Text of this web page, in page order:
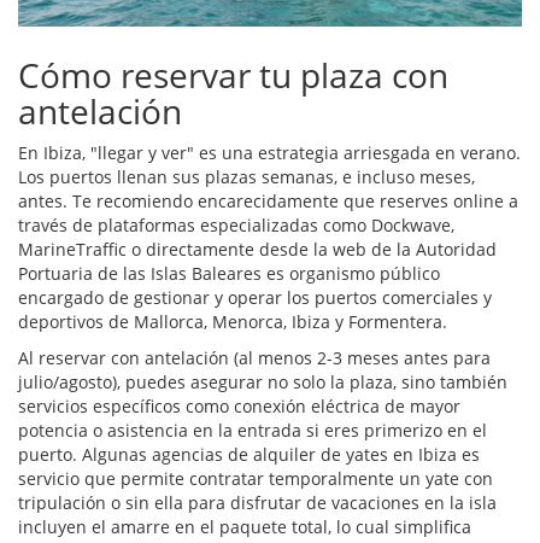
Cómo reservar tu plaza con
antelación
En Ibiza, "llegar y ver" es una estrategia arriesgada en verano.
Los puertos llenan sus plazas semanas, e incluso meses,
antes. Te recomiendo encarecidamente que reserves online a
través de plataformas especializadas como Dockwave,
MarineTraffic o directamente desde la web de la Autoridad
Portuaria de las Islas Baleares es organismo público
encargado de gestionar y operar los puertos comerciales y
deportivos de Mallorca, Menorca, Ibiza y Formentera.
Al reservar con antelación (al menos 2-3 meses antes para
julio/agosto), puedes asegurar no solo la plaza, sino también
servicios específicos como conexión eléctrica de mayor
potencia o asistencia en la entrada si eres primerizo en el
puerto. Algunas agencias de alquiler de yates en Ibiza es
servicio que permite contratar temporalmente un yate con
tripulación o sin ella para disfrutar de vacaciones en la isla
incluyen el amarre en el paquete total, lo cual simplifica